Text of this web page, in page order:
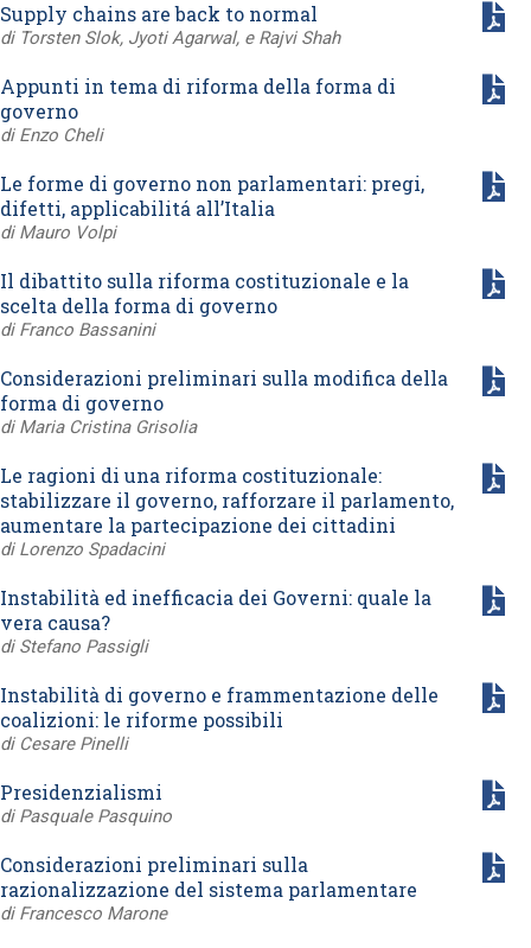
Supply chains are back to normal
di Torsten Slok, Jyoti Agarwal, e Rajvi Shah
Appunti in tema di riforma della forma di
governo
di Enzo Cheli
Le forme di governo non parlamentari: pregi,
difetti, applicabilitá all’Italia
di Mauro Volpi
Il dibattito sulla riforma costituzionale e la
scelta della forma di governo
di Franco Bassanini
Considerazioni preliminari sulla modifica della
forma di governo
di Maria Cristina Grisolia
Le ragioni di una riforma costituzionale:
stabilizzare il governo, rafforzare il parlamento,
aumentare la partecipazione dei cittadini
di Lorenzo Spadacini
Instabilità ed inefficacia dei Governi: quale la
vera causa?
di Stefano Passigli
Instabilità di governo e frammentazione delle
coalizioni: le riforme possibili
di Cesare Pinelli
Presidenzialismi
di Pasquale Pasquino
Considerazioni preliminari sulla
razionalizzazione del sistema parlamentare
di Francesco Marone